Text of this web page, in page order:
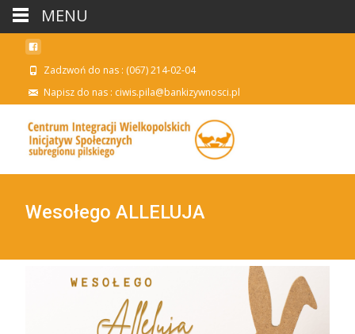
Zadzwoń do nas : (067) 214-02-04
Napisz do nas : ciwis.pila@bankizywnosci.pl
Wesołego ALLELUJA
MENU